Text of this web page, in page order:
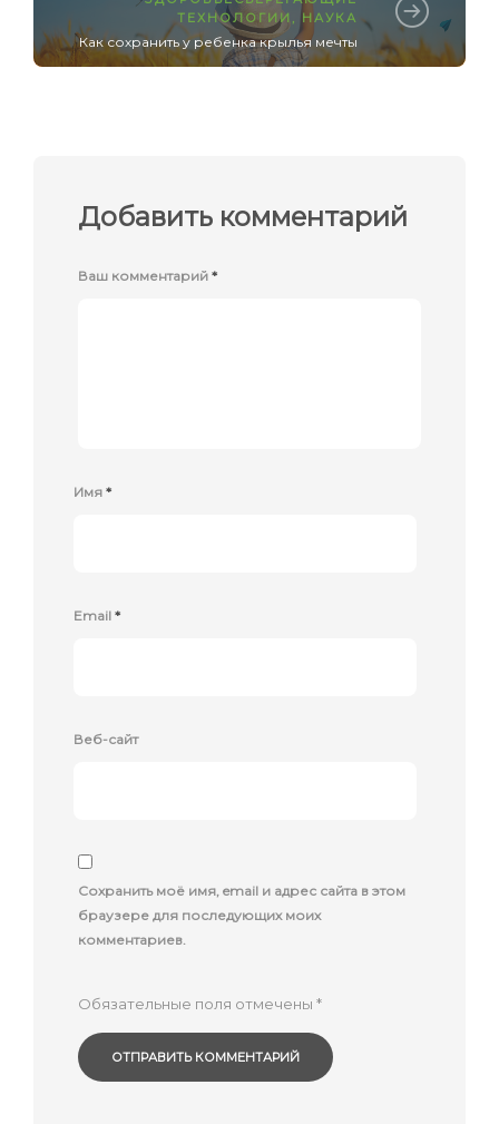
ТЕХНОЛОГИИ , НАУКА
Как сохранить у ребенка крылья мечты
Добавить комментарий
Ваш комментарий *
Имя *
Email *
Веб-сайт
Сохранить моё имя, email и адрес сайта в этом
браузере для последующих моих
комментариев.
Обязательные поля отмечены *